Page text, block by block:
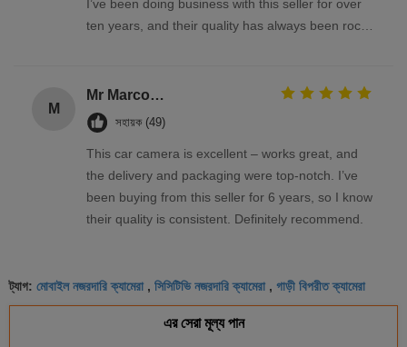
I’ve been doing business with this seller for over
ten years, and their quality has always been rock-
M
Mr Marco Facchin
সহায়ক (49)
This car camera is excellent – works great, and
the delivery and packaging were top-notch. I’ve
been buying from this seller for 6 years, so I know
their quality is consistent. Definitely recommend.
ট্যাগ: মোবাইল নজরদারি ক্যামেরা , সিসিটিভি নজরদারি ক্যামেরা , গাড়ী বিপরীত ক্যামেরা
এর সেরা মূল্য পান